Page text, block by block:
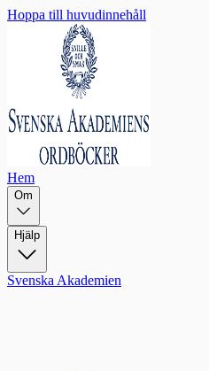
Hoppa till huvudinnehåll
Hem
Om
Hjälp
Svenska Akademien